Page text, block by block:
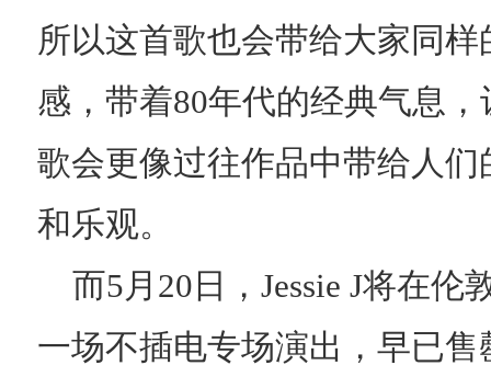
所以这首歌也会带给大家同
感，带着80年代的经典气息
歌会更像过往作品中带给人
和乐观。
而5月20日，Jessie J将在
一场不插电专场演出，早已